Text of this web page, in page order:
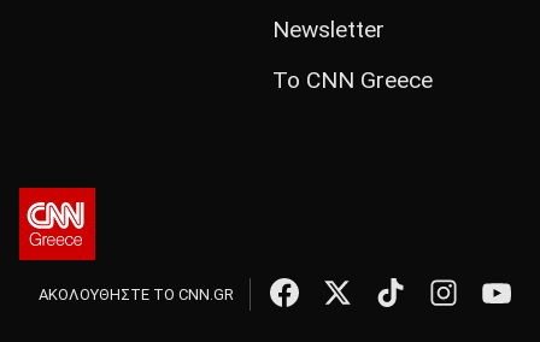
Newsletter
Το CNN Greece
ΑΚΟΛΟΥΘΗΣΤΕ ΤΟ CNN.GR